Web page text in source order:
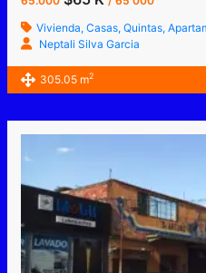
Vivienda, Casas, Quintas,
Neptali Silva Garcia
305.05 m2